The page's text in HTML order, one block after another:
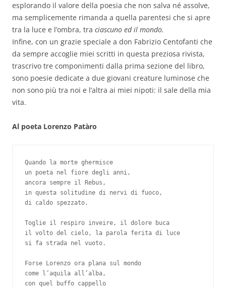
esplorando il valore della poesia che non salva né assolve,
ma semplicemente rimanda a quella parentesi che si apre
tra la luce e l’ombra, tra ciascuno ed il mondo.
Infine, con un grazie speciale a don Fabrizio Centofanti che
da sempre accoglie miei scritti in questa preziosa rivista,
trascrivo tre componimenti dalla prima sezione del libro,
sono poesie dedicate a due giovani creature luminose che
non sono più tra noi e l’altra ai miei nipoti: il sale della mia
vita.
Al poeta Lorenzo Patàro
Quando la morte ghermisce
un poeta nel fiore degli anni,
ancora sempre il Rebus,
in questa solitudine di nervi di fuoco,
di caldo spezzato.
Toglie il respiro inveire, il dolore buca
il volto del cielo, la parola ferita di luce
si fa strada nel vuoto.
Forse Lorenzo ora plana sul mondo
come l’aquila all’alba,
con quel buffo cappello